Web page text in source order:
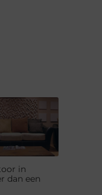
in
dan een